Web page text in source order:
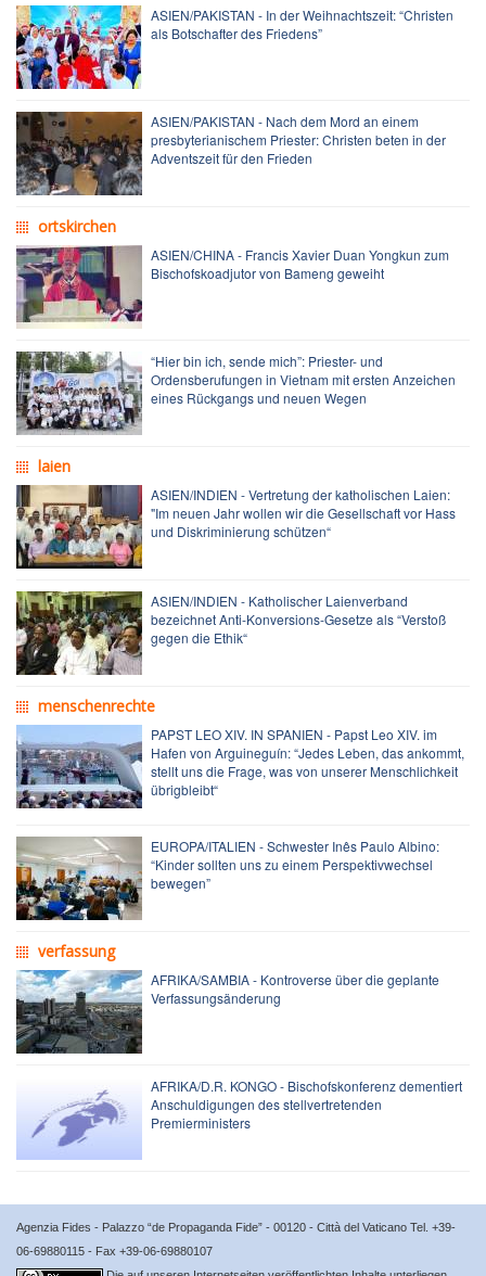
ASIEN/PAKISTAN - In der Weihnachtszeit: “Christen
als Botschafter des Friedens”
ASIEN/PAKISTAN - Nach dem Mord an einem
presbyterianischem Priester: Christen beten in der
Adventszeit für den Frieden
ortskirchen
ASIEN/CHINA - Francis Xavier Duan Yongkun zum
Bischofskoadjutor von Bameng geweiht
“Hier bin ich, sende mich”: Priester- und
Ordensberufungen in Vietnam mit ersten Anzeichen
eines Rückgangs und neuen Wegen
laien
ASIEN/INDIEN - Vertretung der katholischen Laien:
"Im neuen Jahr wollen wir die Gesellschaft vor Hass
und Diskriminierung schützen“
ASIEN/INDIEN - Katholischer Laienverband
bezeichnet Anti-Konversions-Gesetze als “Verstoß
gegen die Ethik“
menschenrechte
PAPST LEO XIV. IN SPANIEN - Papst Leo XIV. im
Hafen von Arguineguín: “Jedes Leben, das ankommt,
stellt uns die Frage, was von unserer Menschlichkeit
übrigbleibt“
EUROPA/ITALIEN - Schwester Inês Paulo Albino:
“Kinder sollten uns zu einem Perspektivwechsel
bewegen”
verfassung
AFRIKA/SAMBIA - Kontroverse über die geplante
Verfassungsänderung
AFRIKA/D.R. KONGO - Bischofskonferenz dementiert
Anschuldigungen des stellvertretenden
Premierministers
Agenzia Fides - Palazzo “de Propaganda Fide” - 00120 - Città del Vaticano Tel. +39-
06-69880115 - Fax +39-06-69880107